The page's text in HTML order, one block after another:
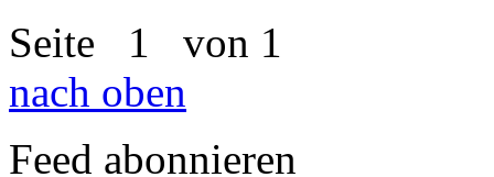
Seite 1 von 1
nach oben
Feed abonnieren